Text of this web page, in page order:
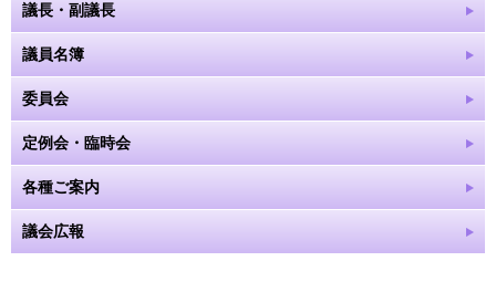
議長・副議長
議員名簿
委員会
定例会・臨時会
各種ご案内
議会広報